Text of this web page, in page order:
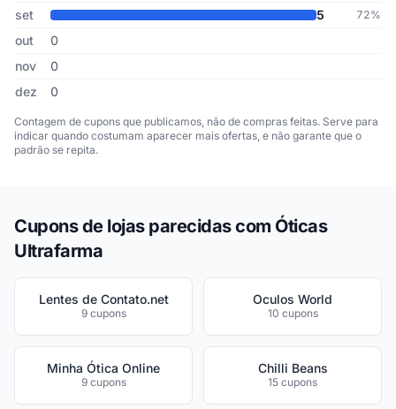
set
5 72%
out
0
nov
0
dez
0
Contagem de cupons que publicamos, não de compras feitas. Serve para
indicar quando costumam aparecer mais ofertas, e não garante que o
padrão se repita.
Cupons de lojas parecidas com Óticas
Ultrafarma
Lentes de Contato.net
9 cupons
Oculos World
10 cupons
Minha Ótica Online
9 cupons
Chilli Beans
15 cupons